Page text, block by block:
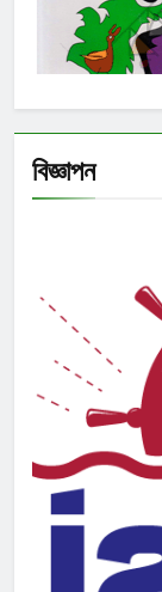
বিজ্ঞাপন